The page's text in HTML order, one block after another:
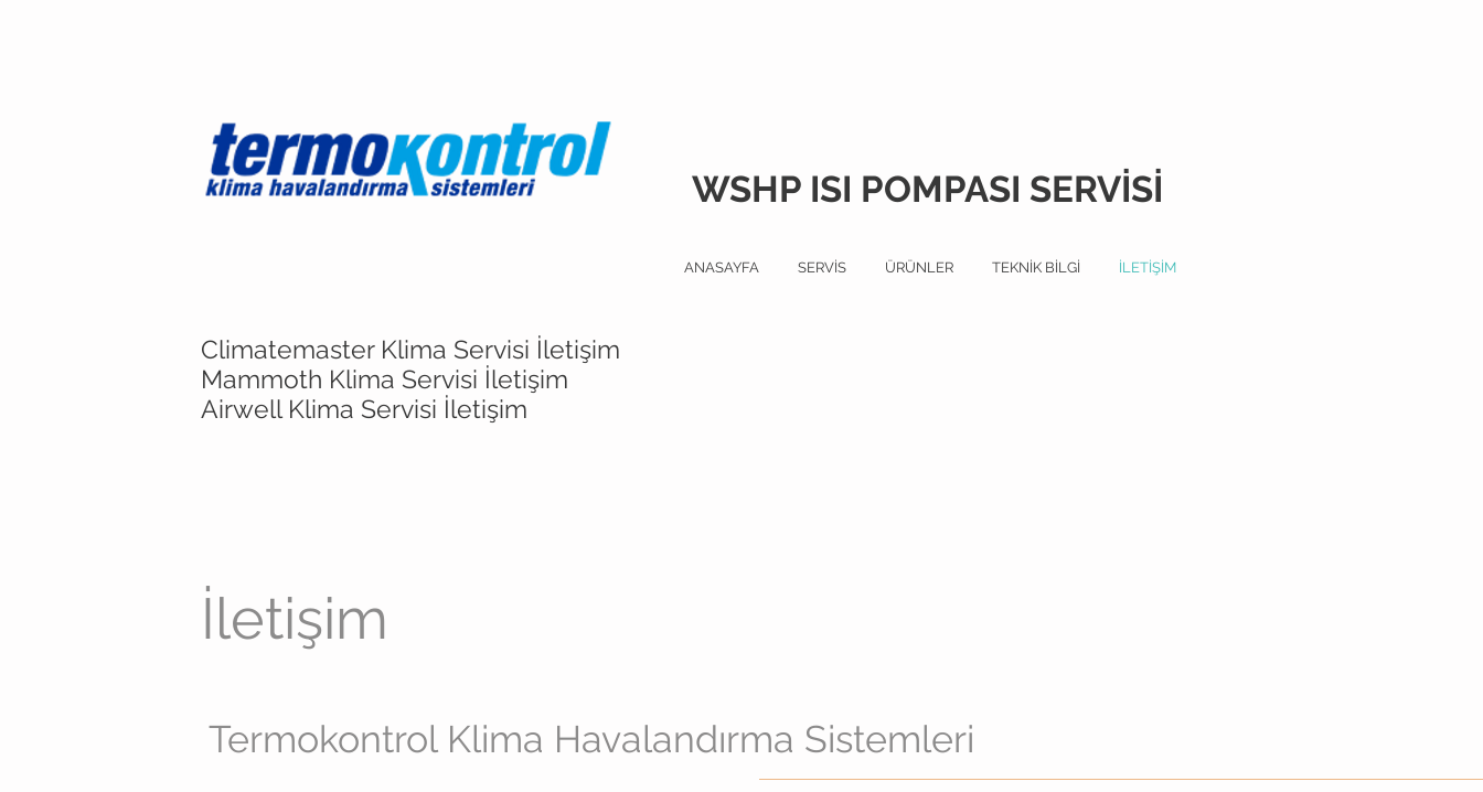
WSHP ISI POMPASI SERVİSİ
ANASAYFA SERVİS ÜRÜNLER TEKNİK BİLGİ İLETİŞİM
Climatemaster Klima Servisi İletişim
Mammoth Klima Servisi İletişim
Airwell Klima Servisi İletişim
İletişim
Termokontrol Klima Havalandırma Sistemleri